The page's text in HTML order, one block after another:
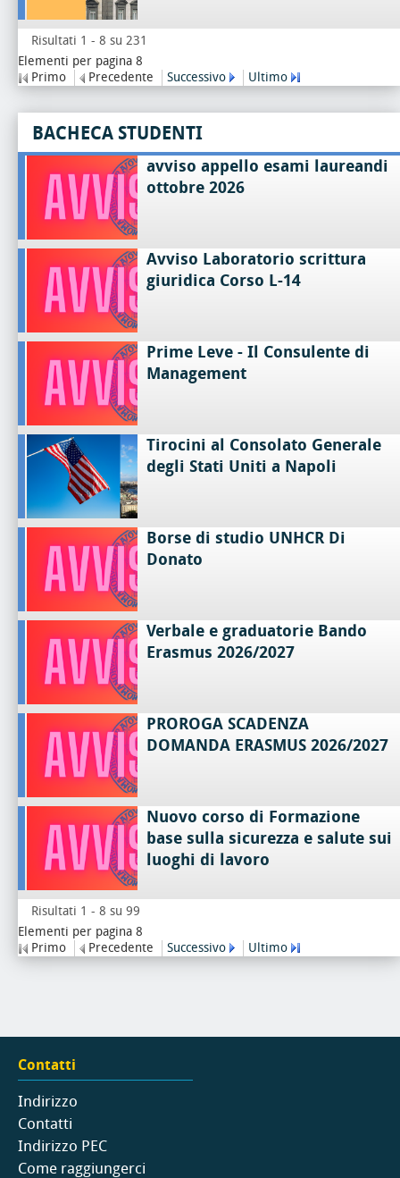
Risultati 1 - 8 su 231
Elementi per pagina 8
Primo
Precedente Successivo Ultimo
BACHECA STUDENTI
avviso appello esami laureandi
ottobre 2026
Avviso Laboratorio scrittura
giuridica Corso L-14
Prime Leve - Il Consulente di
Management
Tirocini al Consolato Generale
degli Stati Uniti a Napoli
Borse di studio UNHCR Di
Donato
Verbale e graduatorie Bando
Erasmus 2026/2027
PROROGA SCADENZA
DOMANDA ERASMUS 2026/2027
Nuovo corso di Formazione
base sulla sicurezza e salute sui
luoghi di lavoro
Risultati 1 - 8 su 99
Elementi per pagina 8
Primo
Precedente Successivo Ultimo
Contatti
Indirizzo
Contatti
Indirizzo PEC
Come raggiungerci